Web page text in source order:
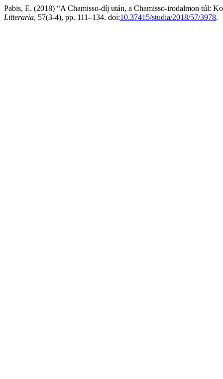
Pabis, E. (2018) “A Chamisso-díj után, a Chamisso-irodalmon túl:
Litteraria, 57(3-4), pp. 111–134. doi:10.37415/studia/2018/57/3978.